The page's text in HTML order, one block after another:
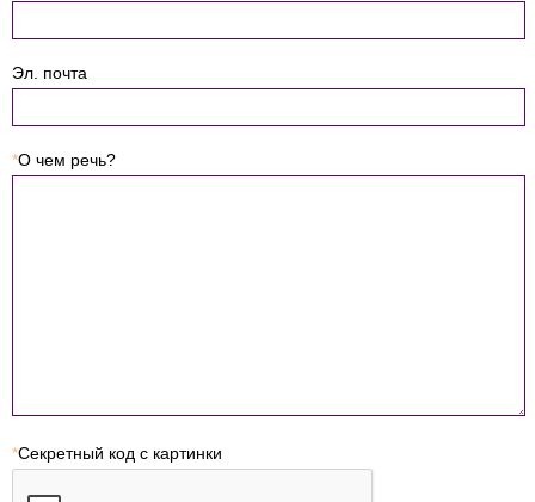
Эл. почта
*О чем речь?
*Секретный код с картинки